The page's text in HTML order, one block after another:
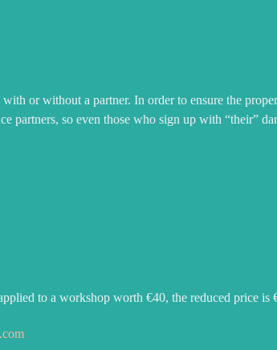
or without a partner. In order to ensure the
partners, so even those who sign up with “their”
to a workshop worth €40, the reduced price